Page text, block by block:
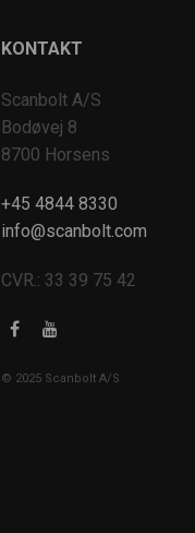
KONTAKT
Scanbolt A/S
Bodøvej 8
8700 Horsens
+45 4844 8330
info@scanbolt.com
CVR.: 33 39 75 42
© 2025 Scanbolt A/S